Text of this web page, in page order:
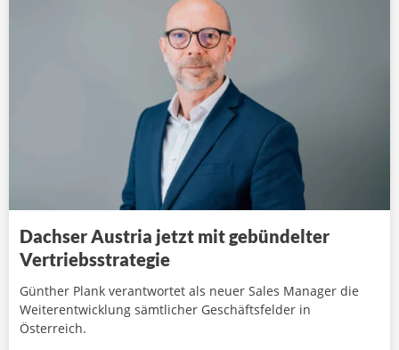
Dachser Austria jetzt mit gebündelter
Vertriebsstrategie
Günther Plank verantwortet als neuer Sales Manager die
Weiterentwicklung sämtlicher Geschäftsfelder in
Österreich.